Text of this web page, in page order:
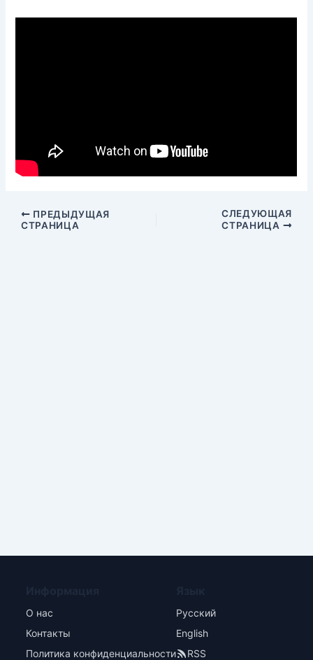
ПРЕДЫДУЩАЯ
СТРАНИЦА
СЛЕДУЮЩАЯ
СТРАНИЦА
О нас
Контакты
Политика конфиденциальности
Русский
English
RSS